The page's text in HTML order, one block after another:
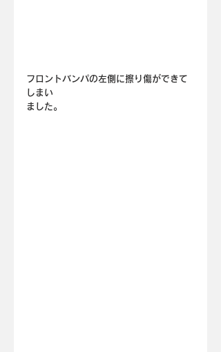
フロントバンパの左側に擦り傷ができて
しまい
ました。